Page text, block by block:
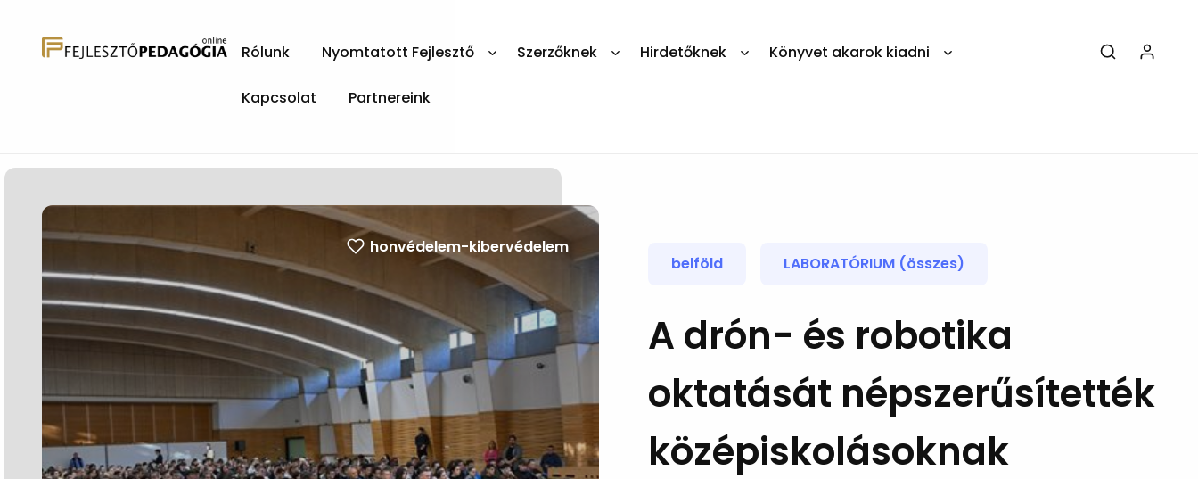
Rólunk Nyomtatott Fejlesztő Szerzőknek Hirdetőknek Könyvet akarok kiadni
Kapcsolat Partnereink
honvédelem-kibervédelem
belföld LABORATÓRIUM (összes)
A drón- és robotika
oktatását népszerűsítették
középiskolásoknak